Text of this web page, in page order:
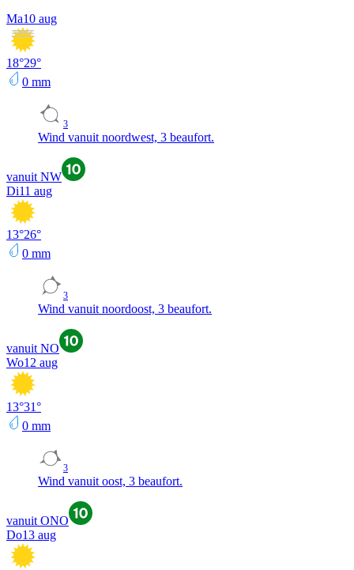
Ma10 aug
18°29°
0 mm
3
Wind vanuit noordwest, 3 beaufort.
vanuit NW
Di11 aug
13°26°
0 mm
3
Wind vanuit noordoost, 3 beaufort.
vanuit NO
Wo12 aug
13°31°
0 mm
3
Wind vanuit oost, 3 beaufort.
vanuit ONO
Do13 aug